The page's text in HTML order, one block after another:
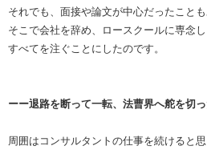
それでも、面接や論文が中心だったこと
そこで会社を辞め、ロースクールに専念
すべてを注ぐことにしたのです。
ーー退路を断って一転、法曹界へ舵を切っ
周囲はコンサルタントの仕事を続けると